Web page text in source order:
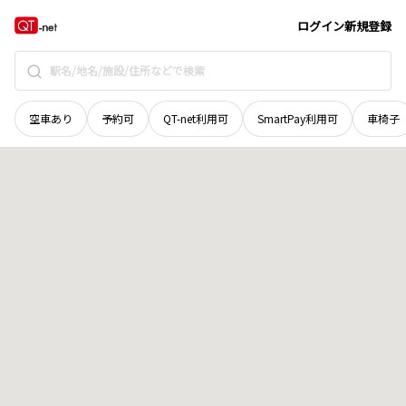
ログイン新規登録
空車あり 予約可 QT-net利用可 SmartPay利用可 車椅子
栃木県